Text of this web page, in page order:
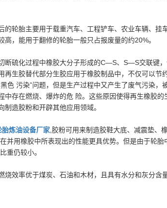
轮胎主要用于载重汽车、工程铲车、农业车辆、挂
，能用于翻修的轮胎一般只占报废量的约20%。
断硫化过程中橡胶大分子形成的C—S、S—S交联键
生胶替代部分生胶应用于橡胶制品中，不仅可以节
色 污染”问题，但是生产过程中又产生了废气污染，
存在燃烧、爆炸的危 险。这些原因使得再生橡胶的
造胶粉和开辟其他应用领域。
胎炼油设备厂家,胶粉可用来制造胶鞋大底、减震垫、
并用橡胶中所表现出的性能更具优势。但是由于轮胎
重仍较小。
效率优于煤炭、石油和木材，且具有水分和灰分含